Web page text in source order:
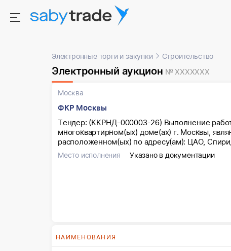
Электронные торги и закупки Строительство
Электронный аукцион № XXXXXXX
Москва
ФКР Москвы
Тендер: (ККРНД-000003-26) Выполнение
многоквартирном(ых) доме(ах) г. Москвы,
расположенном(ых) по адресу(ам): ЦАО,
Место исполнения Указано в документации
НАИМЕНОВАНИЯ